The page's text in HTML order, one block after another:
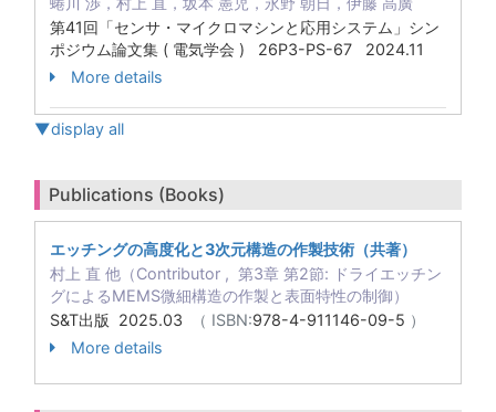
第41回「センサ・マイクロマシンと応用システム」シン
ポジウム論文集 ( 電気学会 ) 26P3-PS-67 2024.11
More details
▼display all
Publications (Books)
エッチングの高度化と3次元構造の作製技術（共著）
村上 直 他（Contributor , 第3章 第2節: ドライエッチン
グによるMEMS微細構造の作製と表面特性の制御）
S&T出版 2025.03
（ ISBN:978-4-911146-09-5 ）
More details